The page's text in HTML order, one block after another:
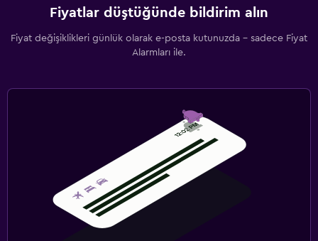
Fiyatlar düştüğünde bildirim alın
Fiyat değişiklikleri günlük olarak e-posta kutunuzda - sadece Fiyat
Alarmları ile.